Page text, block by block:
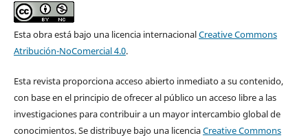
Esta obra está bajo una licencia internacionalCreative Commons
Atribución-NoComercial 4.0.
Esta revista proporciona acceso abierto inmediato a su contenido,
con base en el principio de ofrecer al público un acceso libre a las
investigaciones para contribuir a un mayor intercambio global de
conocimientos. Se distribuye bajo una licenciaCreative Commons